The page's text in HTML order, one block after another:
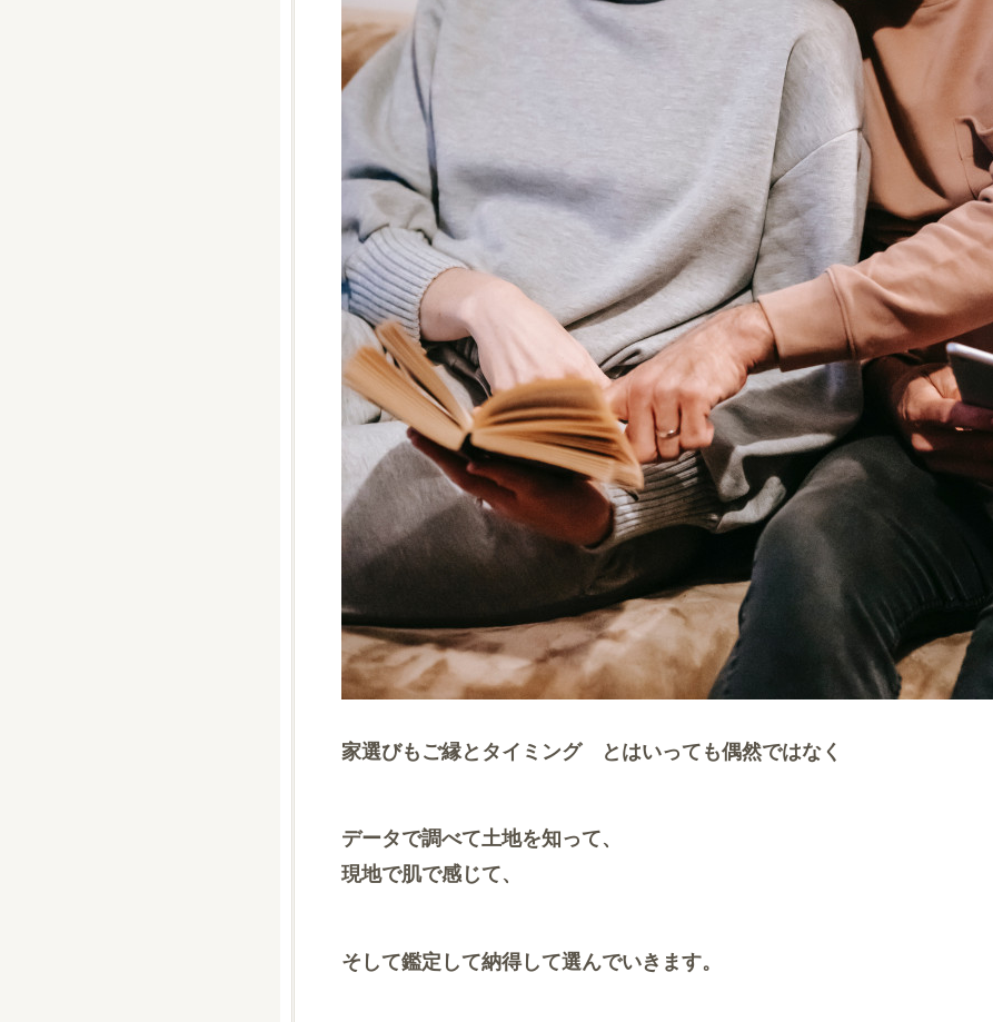
家選びもご縁とタイミング とはいっても偶然ではなく
データで調べて土地を知って、
現地で肌で感じて、
そして鑑定して納得して選んでいきます。